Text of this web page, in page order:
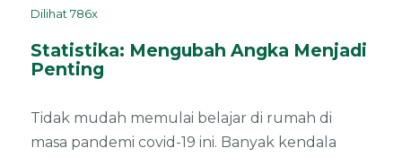
Tanoto
Dilihat 786x
Statistika: Mengubah Angka Menjadi
Penting
Tidak mudah memulai belajar di rumah di
masa pandemi covid-19 ini. Banyak kendala